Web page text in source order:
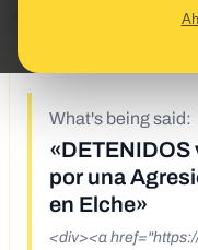
10/21/21
What's being said:
por una
en Elche»
<div><a